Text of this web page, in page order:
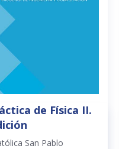
de Física II.
San Pablo